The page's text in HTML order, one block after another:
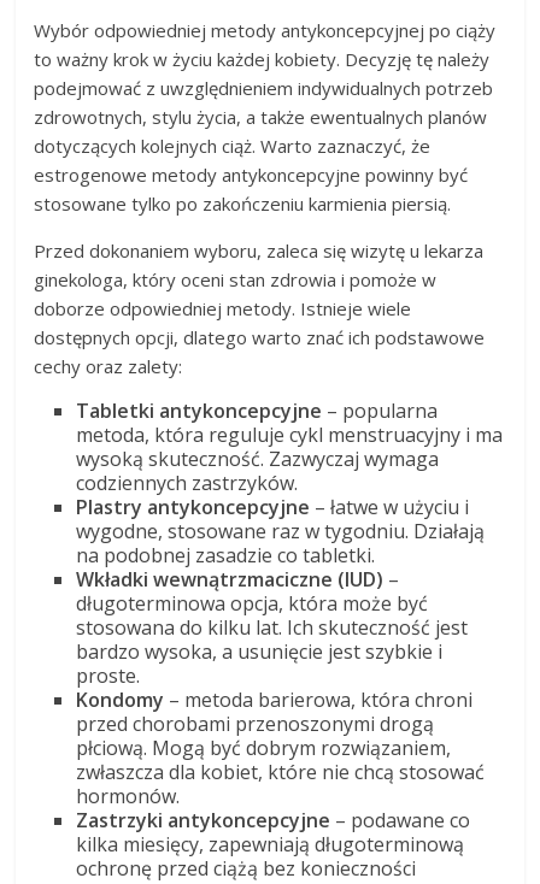
Wybór odpowiedniej metody antykoncepcyjnej po ciąży
to ważny krok w życiu każdej kobiety. Decyzję tę należy
podejmować z uwzględnieniem indywidualnych potrzeb
zdrowotnych, stylu życia, a także ewentualnych planów
dotyczących kolejnych ciąż. Warto zaznaczyć, że
estrogenowe metody antykoncepcyjne powinny być
stosowane tylko po zakończeniu karmienia piersią.
Przed dokonaniem wyboru, zaleca się wizytę u lekarza
ginekologa, który oceni stan zdrowia i pomoże w
doborze odpowiedniej metody. Istnieje wiele
dostępnych opcji, dlatego warto znać ich podstawowe
cechy oraz zalety:
Tabletki antykoncepcyjne – popularna
metoda, która reguluje cykl menstruacyjny i ma
wysoką skuteczność. Zazwyczaj wymaga
codziennych zastrzyków.
Plastry antykoncepcyjne – łatwe w użyciu i
wygodne, stosowane raz w tygodniu. Działają
na podobnej zasadzie co tabletki.
Wkładki wewnątrzmaciczne (IUD) –
długoterminowa opcja, która może być
stosowana do kilku lat. Ich skuteczność jest
bardzo wysoka, a usunięcie jest szybkie i
proste.
Kondomy – metoda barierowa, która chroni
przed chorobami przenoszonymi drogą
płciową. Mogą być dobrym rozwiązaniem,
zwłaszcza dla kobiet, które nie chcą stosować
hormonów.
Zastrzyki antykoncepcyjne – podawane co
kilka miesięcy, zapewniają długoterminową
ochronę przed ciążą bez konieczności